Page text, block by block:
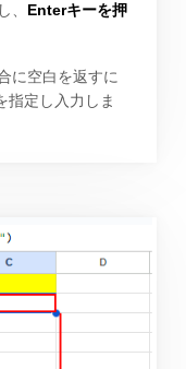
し、 Enterキーを押
に空白を返すに
指定し入力しま